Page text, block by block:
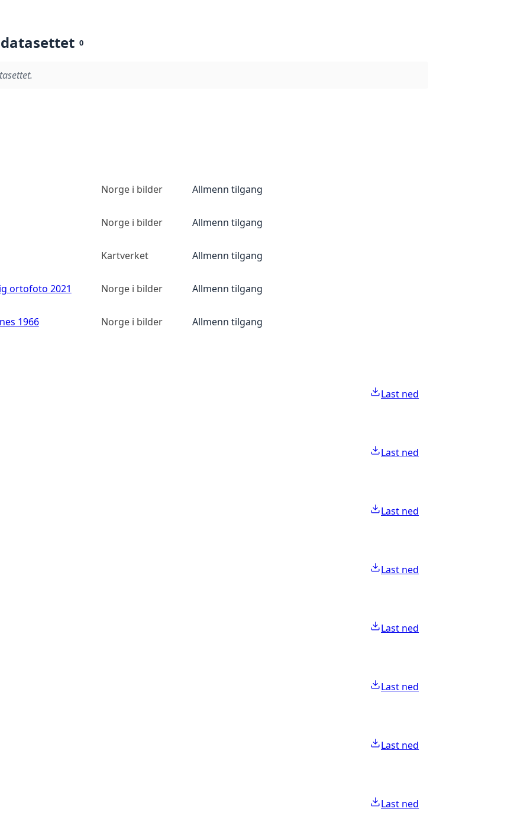
0
Norge i bilder Allmenn tilgang
Norge i bilder Allmenn tilgang
Kartverket Allmenn tilgang
ortofoto 2021 Norge i bilder Allmenn tilgang
1966 Norge i bilder Allmenn tilgang
Last ned
Last ned
Last ned
Last ned
Last ned
Last ned
Last ned
Last ned